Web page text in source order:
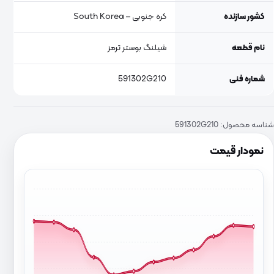
نمودار قیمت
کشور سازنده کره جنوبی – South Korea
نام قطعه شیلنگ بوستر ترمز
شماره فنی 591302G210
شناسه محصول: 591302G210